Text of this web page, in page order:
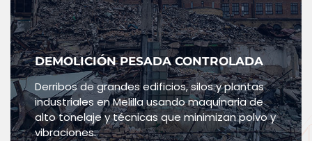
DEMOLICIÓN PESADA CONTROLADA
Derribos de grandes edificios, silos y plantas
industriales en Melilla usando maquinaria de
alto tonelaje y técnicas que minimizan polvo y
vibraciones.